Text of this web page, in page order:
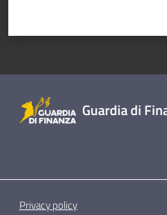
Guardia di
Privacy policy